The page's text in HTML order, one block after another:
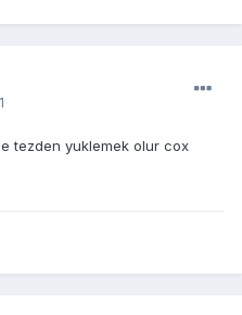
tezden yuklemek olur cox